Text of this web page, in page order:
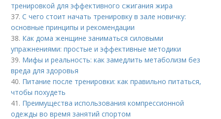
тренировкой для эффективного сжигания жира
37.С чего стоит начать тренировку в зале новичку:
основные принципы и рекомендации
38. Как дома женщине заниматься силовыми
упражнениями: простые и эффективные методики
39. Мифы и реальность: как замедлить метаболизм без
вреда для здоровья
40. Питание после тренировки: как правильно питаться,
чтобы похудеть
41. Преимущества использования компрессионной
одежды во время занятий спортом